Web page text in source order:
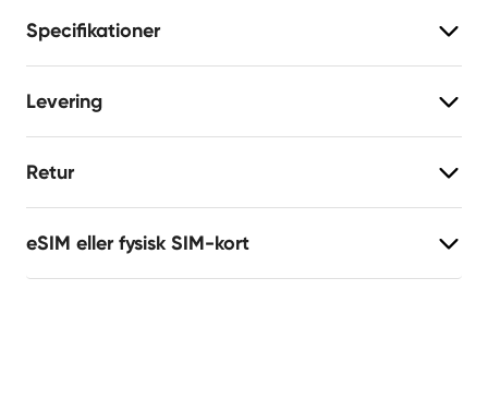
Specifikationer
Levering
Retur
eSIM eller fysisk SIM-kort